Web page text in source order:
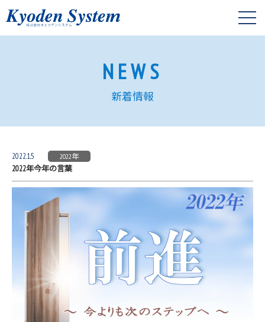
NEWS
新着情報
2022.1.5 2022年
2022年今年の言葉